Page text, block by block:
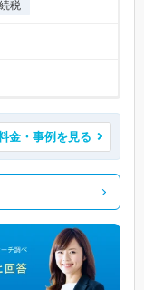
税
金・事例を見る